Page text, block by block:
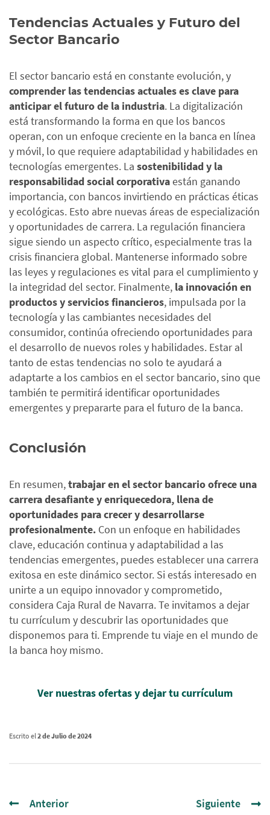
Tendencias Actuales y Futuro del
Sector Bancario
El sector bancario está en constante evolución, y
comprender las tendencias actuales es clave para
anticipar el futuro de la industria. La digitalización
está transformando la forma en que los bancos
operan, con un enfoque creciente en la banca en línea
y móvil, lo que requiere adaptabilidad y habilidades en
tecnologías emergentes. La sostenibilidad y la
responsabilidad social corporativaestán ganando
importancia, con bancos invirtiendo en prácticas éticas
y ecológicas. Esto abre nuevas áreas de especialización
y oportunidades de carrera. La regulación financiera
sigue siendo un aspecto crítico, especialmente tras la
crisis financiera global. Mantenerse informado sobre
las leyes y regulaciones es vital para el cumplimiento y
la integridad del sector. Finalmente, la innovación en
productos y servicios financieros, impulsada por la
tecnología y las cambiantes necesidades del
consumidor, continúa ofreciendo oportunidades para
el desarrollo de nuevos roles y habilidades. Estar al
tanto de estas tendencias no solo te ayudará a
adaptarte a los cambios en el sector bancario, sino que
también te permitirá identificar oportunidades
emergentes y prepararte para el futuro de la banca.
Conclusión
En resumen,trabajar en el sector bancario ofrece una
carrera desafiante y enriquecedora, llena de
oportunidades para crecer y desarrollarse
profesionalmente. Con un enfoque en habilidades
clave, educación continua y adaptabilidad a las
tendencias emergentes, puedes establecer una carrera
exitosa en este dinámico sector. Si estás interesado en
unirte a un equipo innovador y comprometido,
considera Caja Rural de Navarra. Te invitamos a dejar
tu currículum y descubrir las oportunidades que
disponemos para ti. Emprende tu viaje en el mundo de
la banca hoy mismo.
Ver nuestras ofertas y dejar tu currículum
Escrito el 2 de Julio de 2024
Anterior Siguiente